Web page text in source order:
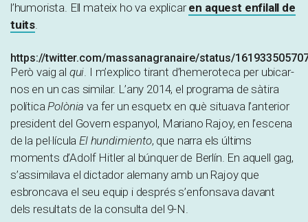
l’humorista. Ell mateix ho va explicaren aquest enfilall de
tuits.
https://twitter.com/massanagranaire/status/
Però vaig al qui. I m’explico tirant d’hemeroteca per ubicar-
nos en un cas similar. L’any 2014, el programa de sàtira
políticaPolònia va fer un esquetx en què situava l’anterior
president del Govern espanyol, Mariano Rajoy, en l’escena
de la pel·lículaEl hundimiento, que narra els últims
moments d’Adolf Hitler al búnquer de Berlín. En aquell gag,
s’assimilava el dictador alemany amb un Rajoy que
esbroncava el seu equip i després s’enfonsava davant
dels resultats de la consulta del 9-N.